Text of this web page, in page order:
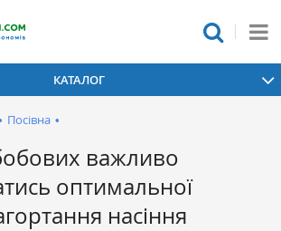
КАТАЛОГ
Посівна •
важливо
оптимальної
насіння